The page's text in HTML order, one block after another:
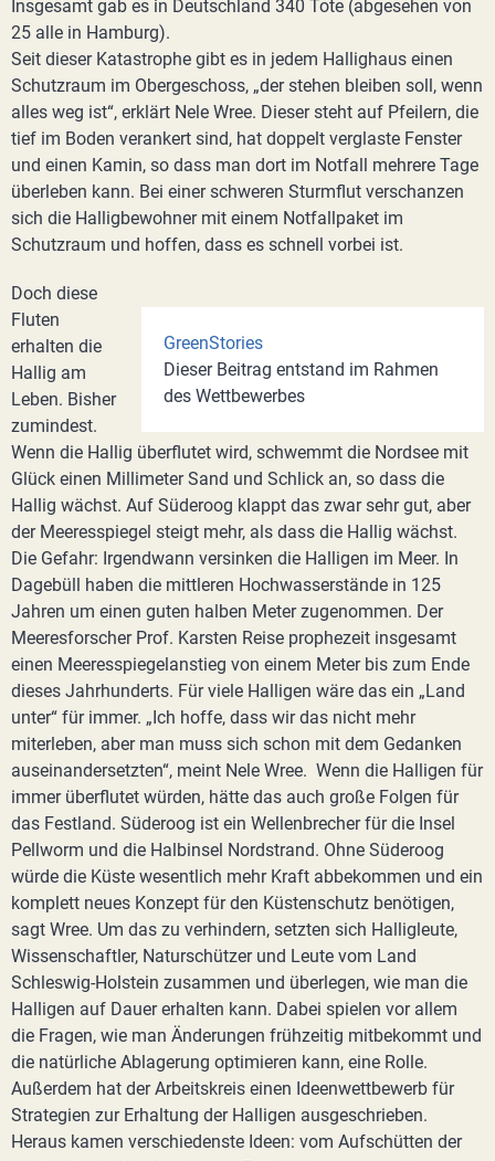
Insgesamt gab es in Deutschland 340 Tote (abgesehen von
25 alle in Hamburg).
Seit dieser Katastrophe gibt es in jedem Hallighaus einen
Schutzraum im Obergeschoss, „der stehen bleiben soll, wenn
alles weg ist“, erklärt Nele Wree. Dieser steht auf Pfeilern, die
tief im Boden verankert sind, hat doppelt verglaste Fenster
und einen Kamin, so dass man dort im Notfall mehrere Tage
überleben kann. Bei einer schweren Sturmflut verschanzen
sich die Halligbewohner mit einem Notfallpaket im
Schutzraum und hoffen, dass es schnell vorbei ist.
GreenStories
Dieser Beitrag entstand im Rahmen
des Wettbewerbes
Doch diese
Fluten
erhalten die
Hallig am
Leben. Bisher
zumindest.
Wenn die Hallig überflutet wird, schwemmt die Nordsee mit
Glück einen Millimeter Sand und Schlick an, so dass die
Hallig wächst. Auf Süderoog klappt das zwar sehr gut, aber
der Meeresspiegel steigt mehr, als dass die Hallig wächst.
Die Gefahr: Irgendwann versinken die Halligen im Meer. In
Dagebüll haben die mittleren Hochwasserstände in 125
Jahren um einen guten halben Meter zugenommen. Der
Meeresforscher Prof. Karsten Reise prophezeit insgesamt
einen Meeresspiegelanstieg von einem Meter bis zum Ende
dieses Jahrhunderts. Für viele Halligen wäre das ein „Land
unter“ für immer. „Ich hoffe, dass wir das nicht mehr
miterleben, aber man muss sich schon mit dem Gedanken
auseinandersetzten“, meint Nele Wree. Wenn die Halligen für
immer überflutet würden, hätte das auch große Folgen für
das Festland. Süderoog ist ein Wellenbrecher für die Insel
Pellworm und die Halbinsel Nordstrand. Ohne Süderoog
würde die Küste wesentlich mehr Kraft abbekommen und ein
komplett neues Konzept für den Küstenschutz benötigen,
sagt Wree. Um das zu verhindern, setzten sich Halligleute,
Wissenschaftler, Naturschützer und Leute vom Land
Schleswig-Holstein zusammen und überlegen, wie man die
Halligen auf Dauer erhalten kann. Dabei spielen vor allem
die Fragen, wie man Änderungen frühzeitig mitbekommt und
die natürliche Ablagerung optimieren kann, eine Rolle.
Außerdem hat der Arbeitskreis einen Ideenwettbewerb für
Strategien zur Erhaltung der Halligen ausgeschrieben.
Heraus kamen verschiedenste Ideen: vom Aufschütten der